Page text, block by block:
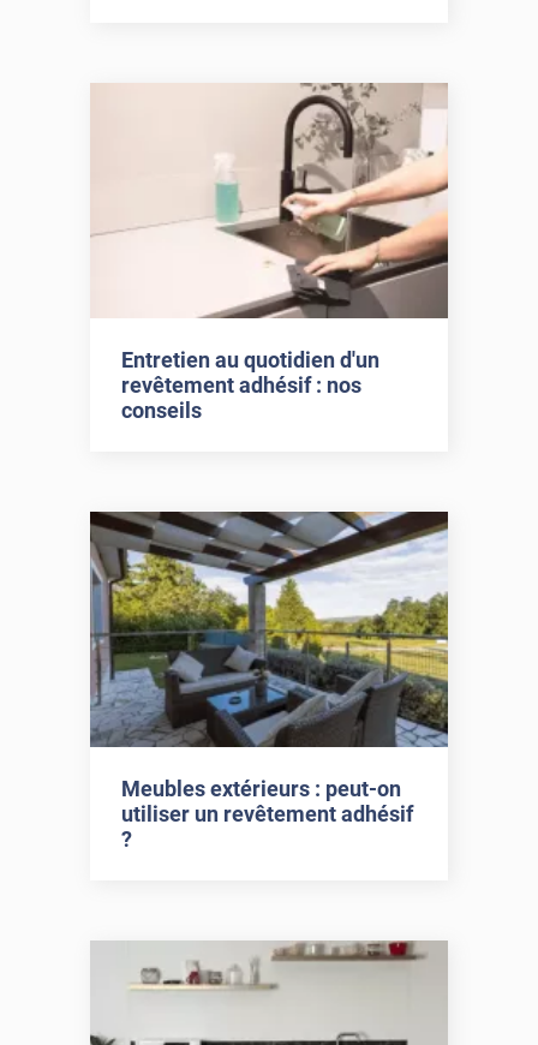
Entretien au quotidien d'un
revêtement adhésif : nos
conseils
Meubles extérieurs : peut-on
utiliser un revêtement adhésif
?